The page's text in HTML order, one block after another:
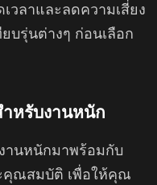
วลาและลดความเสี่ยง
บรุ่นต่างๆ ก่อนเลือก
หรับงานหนัก
านหนักมาพร้อมกับ
คุณสมบัติ เพื่อให้คุณ